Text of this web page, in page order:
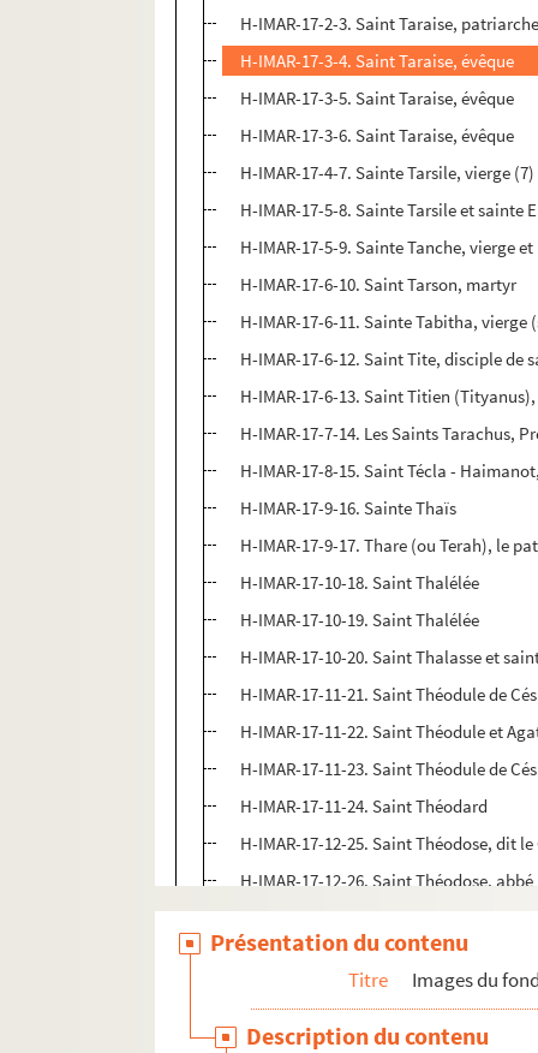
H-IMAR-17-2-3. Saint Taraise,
H-IMAR-17-3-4. Saint Taraise, évêque
H-IMAR-17-3-5. Saint Taraise, évêque
H-IMAR-17-3-6. Saint Taraise, évêque
H-IMAR-17-4-7. Sainte Tarsile, vierge (7)
H-IMAR-17-5-8. Sainte Tarsile et sainte
H-IMAR-17-5-9. Sainte Tanche, vierge
H-IMAR-17-6-10. Saint Tarson, martyr
H-IMAR-17-6-11. Sainte Tabitha, vierge
H-IMAR-17-6-12. Saint Tite, disciple de
H-IMAR-17-6-13. Saint Titien
H-IMAR-17-7-14. Les Saints Tarachus,
H-IMAR-17-8-15. Saint Técla -
H-IMAR-17-9-16. Sainte Thaïs
H-IMAR-17-9-17. Thare (ou Terah), le
H-IMAR-17-10-18. Saint Thalélée
H-IMAR-17-10-19. Saint Thalélée
H-IMAR-17-10-20. Saint Thalasse et
H-IMAR-17-11-21. Saint Théodule de
H-IMAR-17-11-22. Saint Théodule et
H-IMAR-17-11-23. Saint Théodule de
H-IMAR-17-11-24. Saint Théodard
H-IMAR-17-12-25. Saint Théodose, dit
H-IMAR-17-12-26. Saint Théodose, abbé
H-IMAR-17-12-27. Sainte Théodora et
H-IMAR-17-12-28. Sainte Théodore et
H-IMAR-17-13-29. Saint Théodose le
H-IMAR-17-14-30. Saint Théodose le
Présentation du contenu
Titre Images du
Description du contenu